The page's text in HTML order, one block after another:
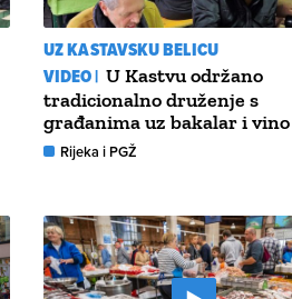
UZ KASTAVSKU BELICU
VIDEO | U Kastvu održano
tradicionalno druženje s
građanima uz bakalar i vino
Rijeka i PGŽ